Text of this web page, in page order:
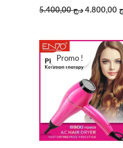
د.ج5.400,00
Promo !
Le
prix
initial
était :